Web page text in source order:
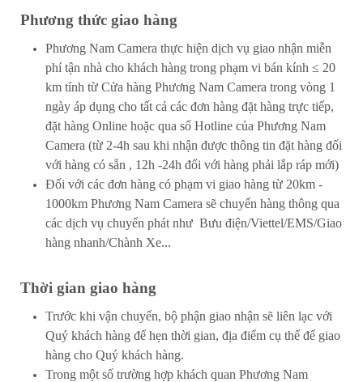
Phương thức giao hàng
Phương Nam Camera thực hiện dịch vụ giao nhận miễn
phí tận nhà cho khách hàng trong phạm vi bán kính ≤ 20
km tính từ Cửa hàng Phương Nam Camera trong vòng 1
ngày áp dụng cho tất cả các đơn hàng đặt hàng trực tiếp,
đặt hàng Online hoặc qua số Hotline của Phương Nam
Camera (từ 2-4h sau khi nhận được thông tin đặt hàng đối
với hàng có sẵn , 12h -24h đối với hàng phải lắp ráp mới)
Đối với các đơn hàng có phạm vi giao hàng từ 20km -
1000km Phương Nam Camera sẽ chuyển hàng thông qua
các dịch vụ chuyển phát như Bưu điện/Viettel/EMS/Giao
hàng nhanh/Chành Xe...
Thời gian giao hàng
Trước khi vận chuyển, bộ phận giao nhận sẽ liên lạc với
Quý khách hàng để hẹn thời gian, địa điểm cụ thể để giao
hàng cho Quý khách hàng.
Trong một số trường hợp khách quan Phương Nam